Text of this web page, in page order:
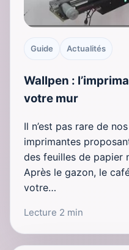
Guide Actualités
Wallpen :
votre mur
Il n’est pas rare de
imprimantes
des feuilles de papier
Après le gazon, le
votre…
Lecture 2 min